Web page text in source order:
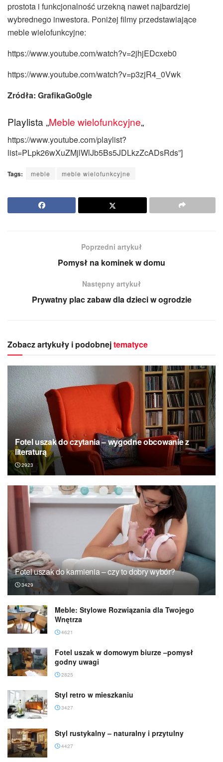
prostota i funkcjonalność urzekną nawet najbardziej
wybrednego inwestora. Poniżej filmy przedstawiające
meble wielofunkcyjne:
https://www.youtube.com/watch?v=2jhjEDcxeb0
https://www.youtube.com/watch?v=p3zjR4_0Vwk
Zródła: GrafikaGo0gle
Playlista „Meble wielofunkcyjne„
https://www.youtube.com/playlist?
list=PLpk26wXuZMjlWlJb5Bs5JDLkzZcADsRds”]
Tags: meble meble wielofunkcyjne
Poprzedni artykuł
Pomysł na kominek w domu
Następny artykuł
Prywatny plac zabaw dla dzieci w ogrodzie
Zobacz artykuły i podobnejtematyce
Fotel uszak do czytania – wygodne obcowanie z
literaturą
2923
Fotel uszak do karmienia – czy to dobry wybór?
3429
Meble: Stylowe Rozwiązania dla Twojego
Wnętrza
4621
Fotel uszak w domowym biurze –pomysł
godny uwagi
2825
Styl retro w mieszkaniu
3427
Styl rustykalny – naturalny i przytulny
4427